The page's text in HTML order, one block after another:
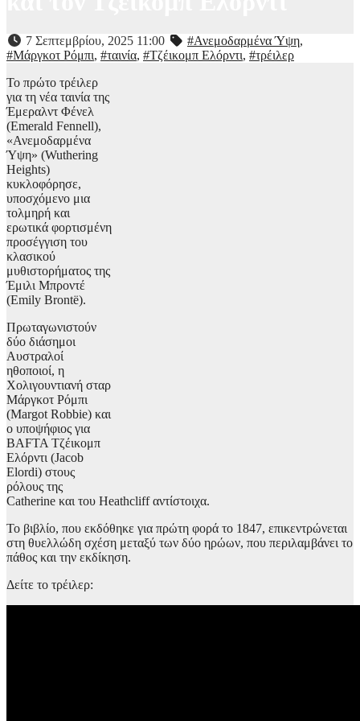
7 Σεπτεμβρίου, 2025 11:00 #Ανεμοδαρμένα Ύψη,
#Μάργκοτ Ρόμπι, #ταινία, #Τζέικομπ Ελόρντι, #τρέιλερ
Το πρώτο τρέιλερ
για τη νέα ταινία της
Έμεραλντ Φένελ
(Emerald Fennell),
«Ανεμοδαρμένα
Ύψη» (Wuthering
Heights)
κυκλοφόρησε,
υποσχόμενο μια
τολμηρή και
ερωτικά φορτισμένη
προσέγγιση του
κλασικού
μυθιστορήματος της
Έμιλι Μπροντέ
(Emily Brontë).
Πρωταγωνιστούν
δύο διάσημοι
Αυστραλοί
ηθοποιοί, η
Χολιγουντιανή σταρ
Μάργκοτ Ρόμπι
(Margot Robbie) και
ο υποψήφιος για
BAFTA Τζέικομπ
Ελόρντι (Jacob
Elordi) στους
ρόλους της
Catherine και του Heathcliff αντίστοιχα.
Το βιβλίο, που εκδόθηκε για πρώτη φορά το 1847, επικεντρώνεται
στη θυελλώδη σχέση μεταξύ των δύο ηρώων, που περιλαμβάνει το
πάθος και την εκδίκηση.
Δείτε το τρέιλερ: